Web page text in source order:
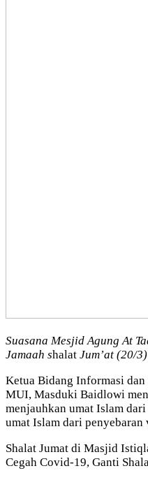
Suasana Mesjid Agung At
Jamaah shalat Jum’at (20/3)
Ketua Bidang Informasi
MUI, Masduki Baidlowi
menjauhkan umat Islam
umat Islam dari penyebaran
Shalat Jumat di Masjid
Cegah Covid-19, Ganti